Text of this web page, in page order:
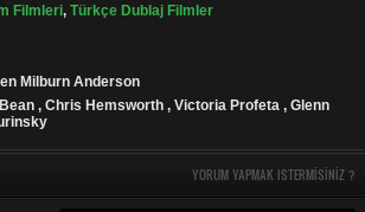
Filmleri, Türkçe Dublaj Filmler
Milburn Anderson
, Chris Hemsworth , Victoria Profeta , Glenn
YORUM YAPMAK ISTERMISINIZ ?